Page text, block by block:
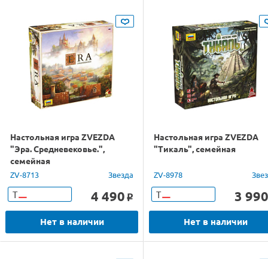
Настольная игра ZVEZDA
"Эра. Средневековье.",
семейная
ZV-8713 Звезда
Т 4 490 o
Нет в наличии
Настольная игра ZVEZDA
"Тикаль", семейная
ZV-8978
Т 3 990
Нет в наличии